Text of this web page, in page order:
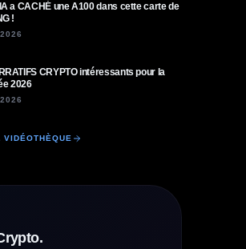
a CACHÉ une A100 dans cette carte de
!
CRYPTO intéressants pour la
2026